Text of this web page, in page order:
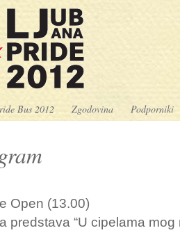
Bus 2012 Zgodovina Podporniki
Open (13.00)
predstava “U cipelama mog